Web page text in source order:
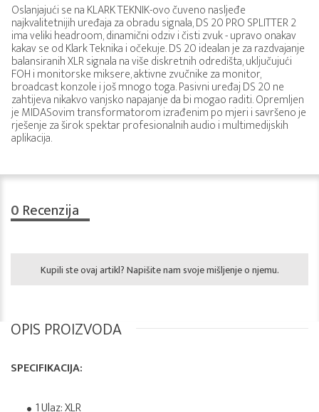
Oslanjajući se na KLARK TEKNIK-ovo čuveno nasljeđe
najkvalitetnijih uređaja za obradu signala, DS 20 PRO SPLITTER 2
ima veliki headroom, dinamični odziv i čisti zvuk - upravo onakav
kakav se od Klark Teknika i očekuje. DS 20 idealan je za razdvajanje
balansiranih XLR signala na više diskretnih odredišta, uključujući
FOH i monitorske miksere, aktivne zvučnike za monitor,
broadcast konzole i još mnogo toga. Pasivni uređaj DS 20 ne
zahtijeva nikakvo vanjsko napajanje da bi mogao raditi. Opremljen
je MIDASovim transformatorom izrađenim po mjeri i savršeno je
rješenje za širok spektar profesionalnih audio i multimedijskih
aplikacija.
0 Recenzija
Kupili ste ovaj artikl? Napišite nam svoje mišljenje o njemu.
OPIS PROIZVODA
SPECIFIKACIJA:
1 Ulaz: XLR